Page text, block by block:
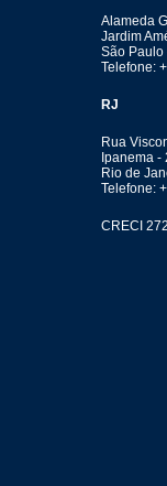
Alameda
Jardim
São Paulo
Telefone:
RJ
Rua
Ipanema -
Rio de
Telefone:
CRECI